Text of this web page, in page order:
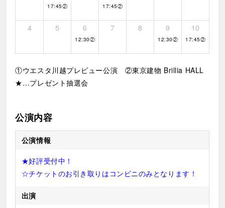
17:45② 17:45②
4 5 6
12:30②
7 8 9
12:30②
10
17:45②
①ウエスタ川越プレビュー公演 ②東京建物 Brillia HALL
★…プレゼント抽選会
公演内容
公演情報
★好評受付中！
☆チケットのお引き取りはコンビニのみとなります！
出演